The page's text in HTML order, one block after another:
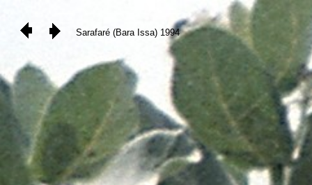
Sarafaré (Bara Issa) 1994